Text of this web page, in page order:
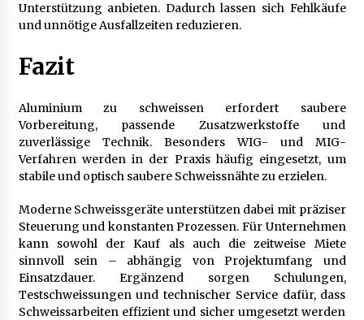
Unterstützung anbieten. Dadurch lassen sich Fehlkäufe
und unnötige Ausfallzeiten reduzieren.
Fazit
Aluminium zu schweissen erfordert saubere
Vorbereitung, passende Zusatzwerkstoffe und
zuverlässige Technik. Besonders WIG- und MIG-
Verfahren werden in der Praxis häufig eingesetzt, um
stabile und optisch saubere Schweissnähte zu erzielen.
Moderne Schweissgeräte unterstützen dabei mit präziser
Steuerung und konstanten Prozessen. Für Unternehmen
kann sowohl der Kauf als auch die zeitweise Miete
sinnvoll sein – abhängig von Projektumfang und
Einsatzdauer. Ergänzend sorgen Schulungen,
Testschweissungen und technischer Service dafür, dass
Schweissarbeiten effizient und sicher umgesetzt werden